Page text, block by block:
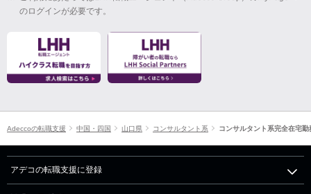
のログインが必要です。
Adeccoの転職支援 中国・四国 山口県 コンサルタント系 コンサルタント系完全在宅勤
アデコの転職支援に登録